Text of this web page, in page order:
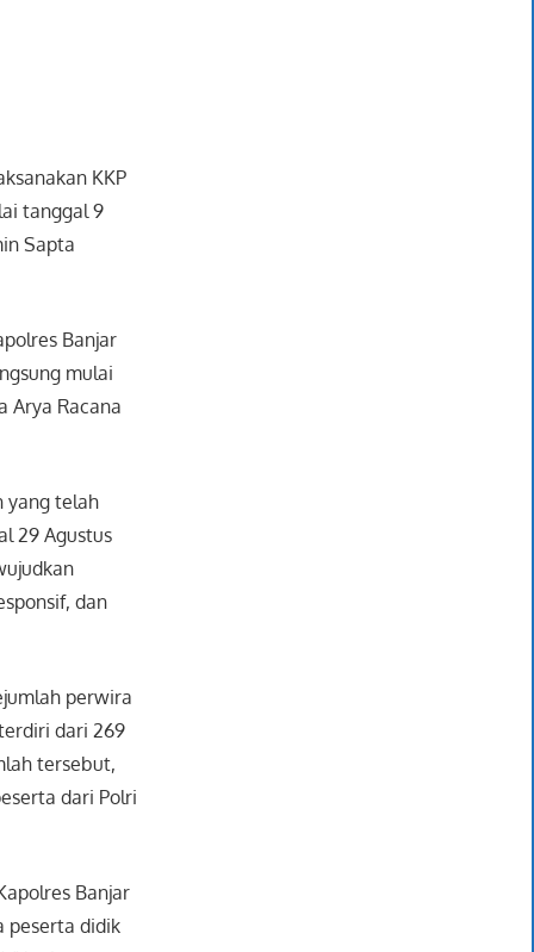
KKP
tanggal 9
Sapta
Banjar
mulai
Arya Racana
yang telah
29 Agustus
dan
perwira
dari 269
tersebut,
dari Polri
Banjar
peserta didik